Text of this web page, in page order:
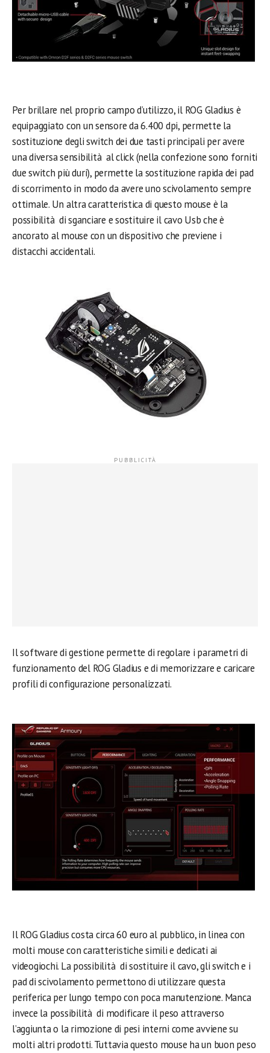
Per brillare nel proprio campo d’utilizzo, il ROG Gladius è
equipaggiato con un sensore da 6.400 dpi, permette la
sostituzione degli switch dei due tasti principali per avere
una diversa sensibilità al click (nella confezione sono forniti
due switch più duri), permette la sostituzione rapida dei pad
di scorrimento in modo da avere uno scivolamento sempre
ottimale. Un altra caratteristica di questo mouse è la
possibilità di sganciare e sostituire il cavo Usb che è
ancorato al mouse con un dispositivo che previene i
distacchi accidentali.
Il software di gestione permette di regolare i parametri di
funzionamento del ROG Gladius e di memorizzare e caricare
profili di configurazione personalizzati.
Il ROG Gladius costa circa 60 euro al pubblico, in linea con
molti mouse con caratteristiche simili e dedicati ai
videogiochi. La possibilità di sostituire il cavo, gli switch e i
pad di scivolamento permettono di utilizzare questa
periferica per lungo tempo con poca manutenzione. Manca
invece la possibilità di modificare il peso attraverso
l’aggiunta o la rimozione di pesi interni come avviene su
molti altri prodotti. Tuttavia questo mouse ha un buon peso